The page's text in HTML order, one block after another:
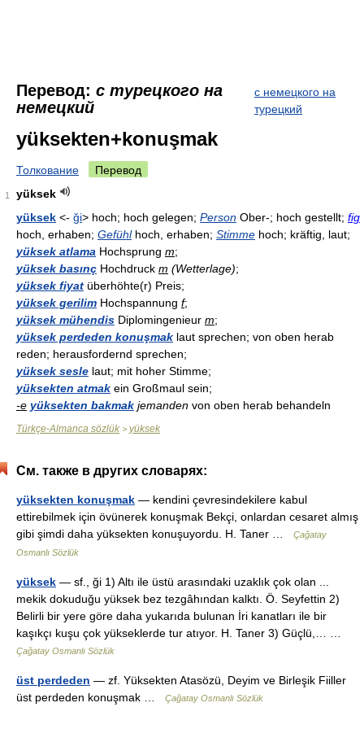
Перевод: с турецкого на
немецкий
с немецкого на
турецкий
yüksekten+konuşmak
Толкование Перевод
1
yüksek
yüksek <- ği> hoch; hoch gelegen; Person Ober-; hoch gestellt; fig
hoch, erhaben; Gefühlhoch, erhaben; Stimme hoch; kräftig, laut;
yüksek atlama Hochsprung m;
yüksek basınç Hochdruck m (Wetterlage);
yüksek fiyat überhöhte(r) Preis;
yüksek gerilim Hochspannung f;
yüksek mühendis Diplomingenieur m;
yüksek perdeden konuşmak laut sprechen; von oben herab
reden; herausfordernd sprechen;
yüksek sesle laut; mit hoher Stimme;
yüksekten atmak ein Großmaul sein;
-e yüksekten bakmak jemanden von oben herab behandeln
Türkçe-Almanca sözlük > yüksek
См. также в других словарях:
yüksekten konuşmak — kendini çevresindekilere kabul
ettirebilmek için övünerek konuşmak Bekçi, onlardan cesaret almış
gibi şimdi daha yüksekten konuşuyordu. H. Taner …
Çağatay
Osmanlı Sözlük
yüksek — sf., ği 1) Altı ile üstü arasındaki uzaklık çok olan ...
mekik dokuduğu yüksek bez tezgâhından kalktı. Ö. Seyfettin 2)
Belirli bir yere göre daha yukarıda bulunan İri kanatları ile bir
kaşıkçı kuşu çok yükseklerde tur atıyor. H. Taner 3) Güçlü,… …
Çağatay Osmanlı Sözlük
üst perdeden — zf. Yüksekten Atasözü, Deyim ve Birleşik Fiiller
üst perdeden konuşmak …
Çağatay Osmanlı Sözlük